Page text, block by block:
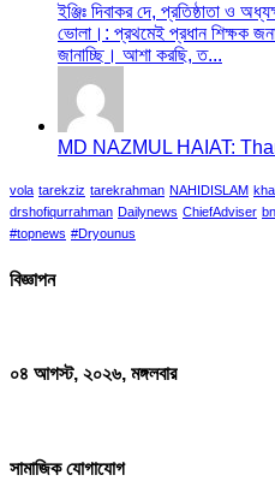
ইঞ্জিঃ দিবাকর দে, প্রতিষ্ঠাতা ও
ভোলা।: প্রথমেই প্রধান শিক্ষক
জানাচ্ছি। আশা করছি, ত...
MD NAZMUL HAIAT:
vola tarekziz tarekrahman NAHIDISLAM
drshofiqurrahman Dailynews ChiefAdviser
#topnews #Dryounus
বিজ্ঞাপন
০৪ আগস্ট, ২০২৬, মঙ্গলবার
সামাজিক যোগাযোগ